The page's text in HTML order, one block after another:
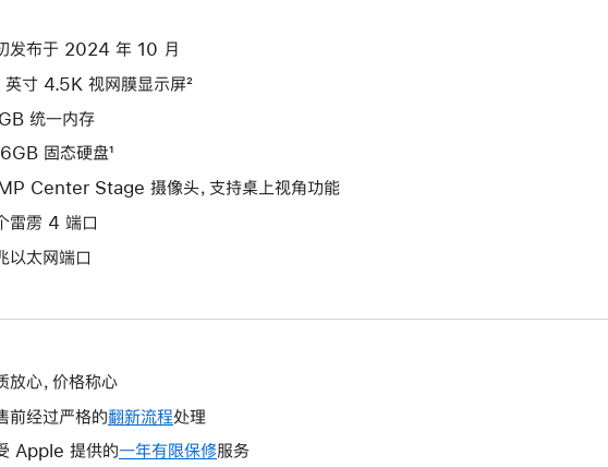
发布于 2024 年 10 月
寸 4.5K 视网膜显示屏²
统一内存
固态硬盘¹
Center Stage 摄像头，支持桌上视角功能
雷雳 4 端口
以太网端口
放心，价格称心
前经过严格的翻新流程处理
Apple 提供的一年有限保修此
服务